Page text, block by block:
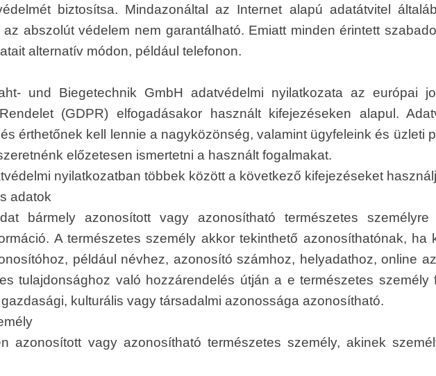
biztosítsa. Mindazonáltal az Internet alapú adatátvitel
abszolút védelem nem garantálható. Emiatt minden érintett
alternatív módon, például telefonon.
und Biegetechnik GmbH adatvédelmi nyilatkozata az európai
(GDPR) elfogadásakor használt kifejezéseken alapul.
érthetőnek kell lennie a nagyközönség, valamint ügyfeleink és üzleti
előzetesen ismertetni a használt fogalmakat.
nyilatkozatban többek között a következő kifejezéseket
adatok
bármely azonosított vagy azonosítható természetes
A természetes személy akkor tekinthető azonosíthatónak, ha
például névhez, azonosító számhoz, helyadathoz, online
tulajdonsághoz való hozzárendelés útján a e természetes személy
kulturális vagy társadalmi azonossága azonosítható.
azonosított vagy azonosítható természetes személy, akinek